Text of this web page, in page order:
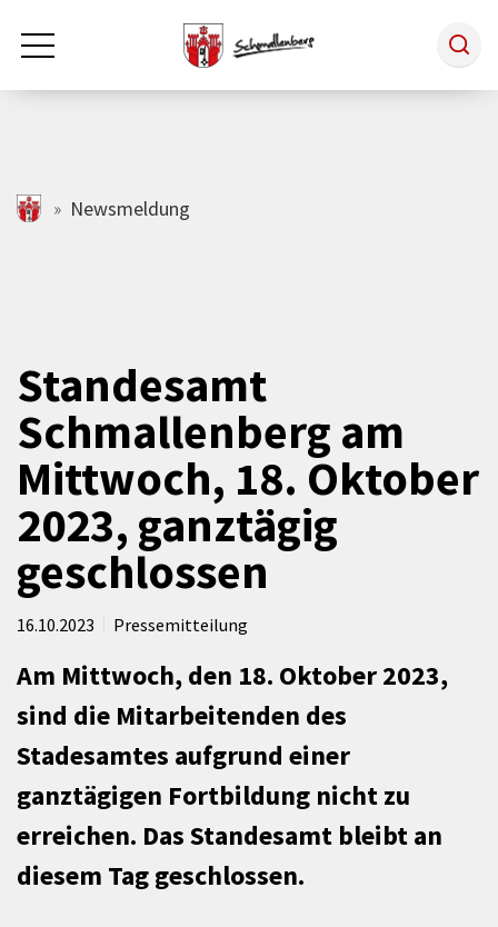
Zum Hauptinhalt springen
Rathaus & Politik
Freizeit & Kultur
Wirtschaft
schmallenberg.de
Newsmeldung
Standesamt
Schmallenberg am
Mittwoch, 18. Oktober
2023, ganztägig
geschlossen
16.10.2023 Pressemitteilung
Am Mittwoch, den 18. Oktober 2023,
sind die Mitarbeitenden des
Stadesamtes aufgrund einer
ganztägigen Fortbildung nicht zu
erreichen. Das Standesamt bleibt an
diesem Tag geschlossen.